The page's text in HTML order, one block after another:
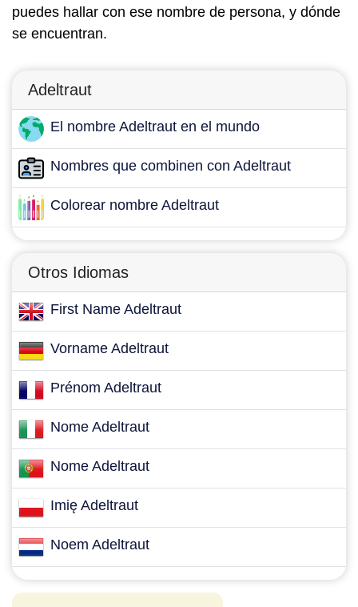
puedes hallar con ese nombre de persona, y dónde
se encuentran.
Adeltraut
El nombre Adeltraut en el mundo
Nombres que combinen con Adeltraut
Colorear nombre Adeltraut
Otros Idiomas
First Name Adeltraut
Vorname Adeltraut
Prénom Adeltraut
Nome Adeltraut
Nome Adeltraut
Imię Adeltraut
Noem Adeltraut